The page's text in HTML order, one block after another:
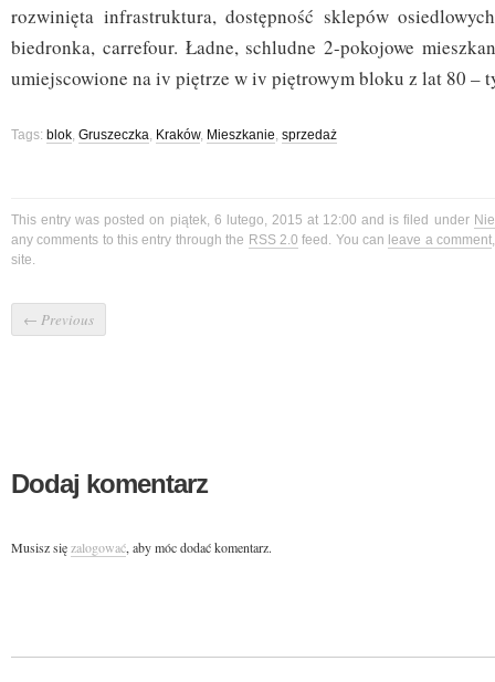
rozwinięta infrastruktura, dostępność sklepów
biedronka, carrefour. Ładne, schludne 2-pokojowe
umiejscowione na iv piętrze w iv piętrowym bloku z lat 80 –
Tags: blok, Gruszeczka, Kraków, Mieszkanie, sprzedaż
This entry was posted on piątek, 6 lutego, 2015 at 12:00 and is filed under
any comments to this entry through the RSS 2.0 feed. You can leave a comment
site.
← Previous
Dodaj komentarz
Musisz sięzalogować, aby móc dodać komentarz.